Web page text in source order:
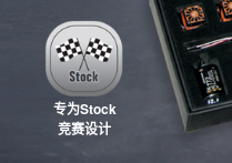
专为Stock
竞赛设计